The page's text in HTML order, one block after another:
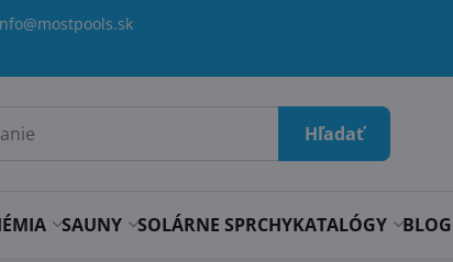
Hľadať
SAUNY SOLÁRNE SPRCHYKATALÓGY BLOG